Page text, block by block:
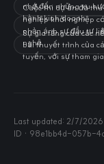
nhớ đến những xu
hành kinh doanh.
Cuộc thi dự án đã
nghiệp khởi nghiệp
phản ánh sự đầu tư
nghệ.
Sự gia tăng của các
bài thuyết trình của
tuyến, với sự tham
Last updated: 2/7/2026
ID · 98e1bb4d-057b-